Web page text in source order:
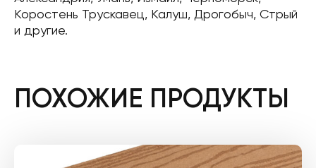
Коростень Трускавец, Калуш, Дрогобыч, Стрый
и другие.
ПОХОЖИЕ ПРОДУКТЫ